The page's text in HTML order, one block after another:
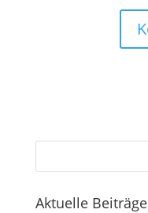
Aktuelle Beiträge